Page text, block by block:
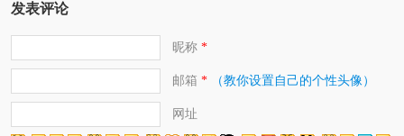
发表评论
昵称*
邮箱 * （教你设置自己的个性头像）
网址